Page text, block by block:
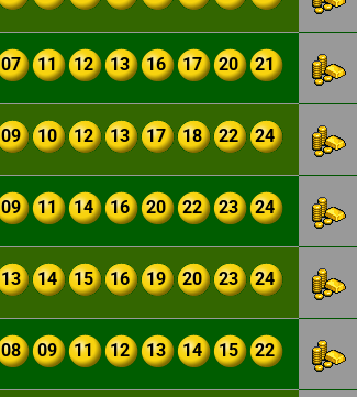
07 11 12 13 16 17 20 21
09 10 12 13 17 18 22 24
09 11 14 16 20 22 23 24
13 14 15 16 19 20 23 24
08 09 11 12 13 14 15 22